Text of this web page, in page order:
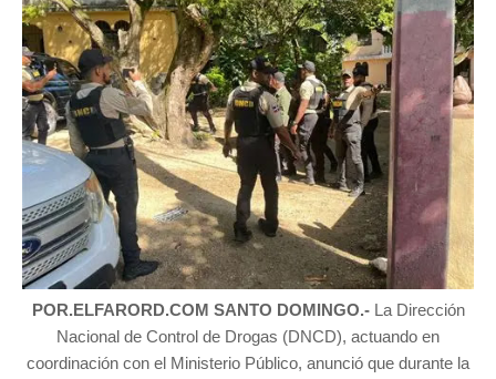
POR.ELFARORD.COM SANTO DOMINGO.-La Dirección
Nacional de Control de Drogas (DNCD), actuando en
coordinación con el Ministerio Público, anunció que durante la